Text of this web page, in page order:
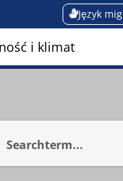
Język
i klimat